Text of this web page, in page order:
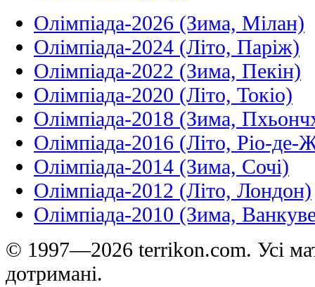
Олімпіада-2026 (Зима, Мілан)
Олімпіада-2024 (Літо, Паріж)
Олімпіада-2022 (Зима, Пекін)
Олімпіада-2020 (Літо, Токіо)
Олімпіада-2018 (Зима,
Олімпіада-2016 (Літо, Ріо-де-
Олімпіада-2014 (Зима, Сочі)
Олімпіада-2012 (Літо, Лондон)
Олімпіада-2010 (Зима,
© 1997—2026 terrikon.com. Усі
дотримані.